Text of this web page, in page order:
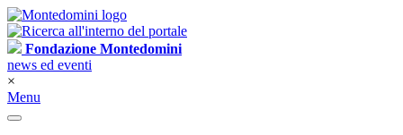
Fondazione Montedomini
news ed eventi
×
Menu